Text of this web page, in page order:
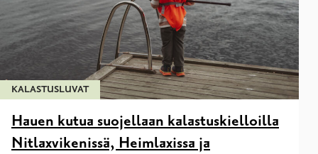
KALASTUSLUVAT
Hauen kutua suojellaan kalastuskielloilla
Nitlaxvikenissä, Heimlaxissa ja